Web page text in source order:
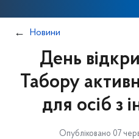
Новини
День
Табору
для осіб з
Опубліковано 07